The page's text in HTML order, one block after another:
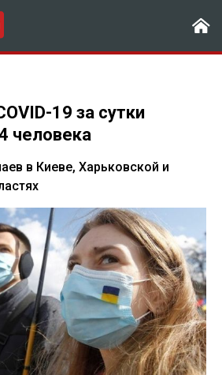
19 за сутки
человека
в Киеве, Харьковской и